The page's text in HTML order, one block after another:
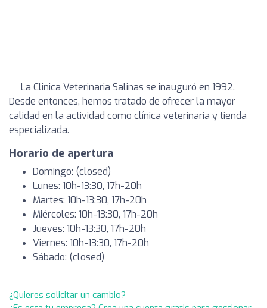
La Clinica Veterinaria Salinas se inauguró en 1992.
Desde entonces, hemos tratado de ofrecer la mayor
calidad en la actividad como clínica veterinaria y tienda
especializada.
Horario de apertura
Domingo: (closed)
Lunes: 10h-13:30, 17h-20h
Martes: 10h-13:30, 17h-20h
Miércoles: 10h-13:30, 17h-20h
Jueves: 10h-13:30, 17h-20h
Viernes: 10h-13:30, 17h-20h
Sábado: (closed)
¿Quieres solicitar un cambio?